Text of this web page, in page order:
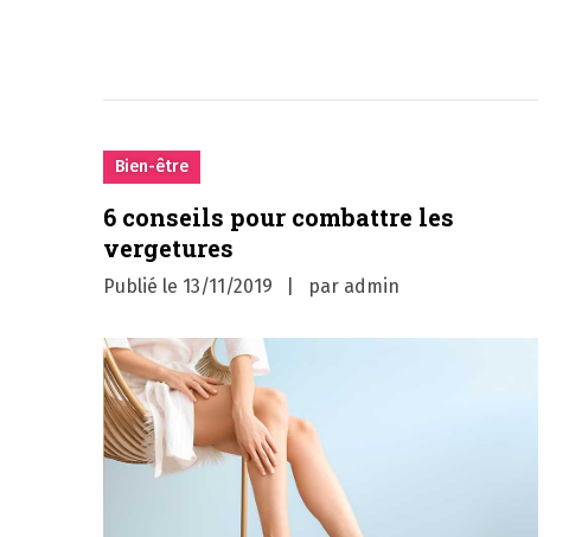
Bien-être
6 conseils pour combattre les
vergetures
Publié le 13/11/2019 par admin